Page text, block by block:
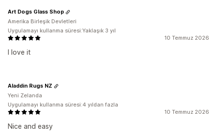
10 Temmuz 2026
I love it
Art Dogs Glass Shop
Amerika Birleşik Devletleri
Uygulamayı kullanma süresi:Yaklaşık 3 yıl
10 Temmuz 2026
Nice and easy
Aladdin Rugs NZ
Yeni Zelanda
Uygulamayı kullanma süresi:4 yıldan fazla